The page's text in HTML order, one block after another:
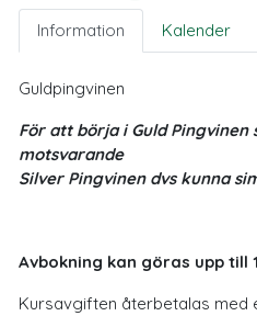
Information Kalender
Guldpingvinen
För att börja i Guld
motsvarande
Silver Pingvinen dvs kunna
Avbokning kan göras upp till
Kursavgiften återbetalas med